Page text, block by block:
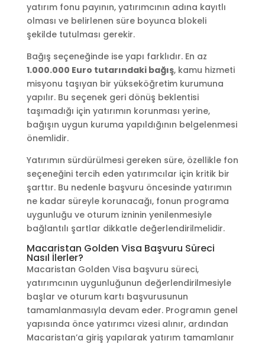
yatırım fonu payının, yatırımcının adına kayıtlı
olması ve belirlenen süre boyunca blokeli
şekilde tutulması gerekir.
Bağış seçeneğinde ise yapı farklıdır. En az
1.000.000 Euro tutarındaki bağış, kamu hizmeti
misyonu taşıyan bir yükseköğretim kurumuna
yapılır. Bu seçenek geri dönüş beklentisi
taşımadığı için yatırımın korunması yerine,
bağışın uygun kuruma yapıldığının belgelenmesi
önemlidir.
Yatırımın sürdürülmesi gereken süre, özellikle fon
seçeneğini tercih eden yatırımcılar için kritik bir
şarttır. Bu nedenle başvuru öncesinde yatırımın
ne kadar süreyle korunacağı, fonun programa
uygunluğu ve oturum izninin yenilenmesiyle
bağlantılı şartlar dikkatle değerlendirilmelidir.
Macaristan Golden Visa Başvuru Süreci
Nasıl İlerler?
Macaristan Golden Visa başvuru süreci,
yatırımcının uygunluğunun değerlendirilmesiyle
başlar ve oturum kartı başvurusunun
tamamlanmasıyla devam eder. Programın genel
yapısında önce yatırımcı vizesi alınır, ardından
Macaristan’a giriş yapılarak yatırım tamamlanır